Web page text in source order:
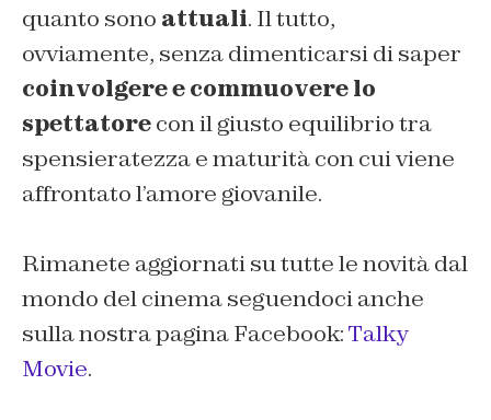
quanto sono attuali. Il tutto,
ovviamente, senza dimenticarsi di saper
coinvolgere e commuovere lo
spettatorecon il giusto equilibrio tra
spensieratezza e maturità con cui viene
affrontato l’amore giovanile.
Rimanete aggiornati su tutte le novità dal
mondo del cinema seguendoci anche
sulla nostra pagina Facebook:Talky
Movie.